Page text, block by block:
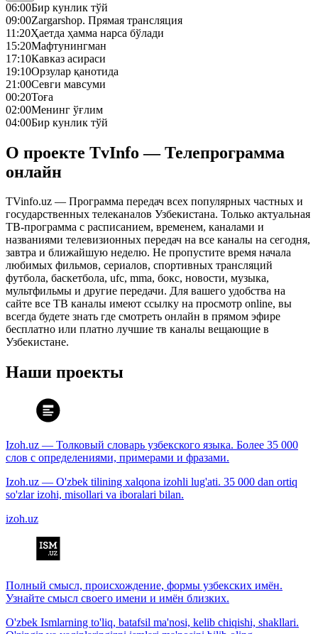
06:00Бир кунлик тўй
09:00Zargarshop. Прямая трансляция
11:20Ҳаетда ҳамма нарса бўлади
15:20Мафтунингман
17:10Кавказ асираси
19:10Орзулар қанотида
21:00Севги мавсуми
00:20Тоға
02:00Менинг ўғлим
04:00Бир кунлик тўй
О проекте TvInfo — Телепрограмма
онлайн
TVinfo.uz — Программа передач всех популярных частных и
государственных телеканалов Узбекистана. Только актуальная
ТВ-программа с расписанием, временем, каналами и
названиями телевизионных передач на все каналы на сегодня,
завтра и ближайшую неделю. Не пропустите время начала
любимых фильмов, сериалов, спортивных трансляций
футбола, баскетбола, ufc, mma, бокс, новости, музыка,
мультфильмы и другие передачи. Для вашего удобства на
сайте все ТВ каналы имеют ссылку на просмотр online, вы
всегда будете знать где смотреть онлайн в прямом эфире
бесплатно или платно лучшие тв каналы вещающие в
Узбекистане.
Наши проекты
Izoh.uz — Толковый словарь узбекского языка. Более 35 000
слов с определениями, примерами и фразами.
Izoh.uz — O'zbek tilining xalqona izohli lug'ati. 35 000 dan ortiq
so'zlar izohi, misollari va iboralari bilan.
izoh.uz
Полный смысл, происхождение, формы узбекских имён.
Узнайте смысл своего имени и имён близких.
O'zbek Ismlarning to'liq, batafsil ma'nosi, kelib chiqishi, shakllari.